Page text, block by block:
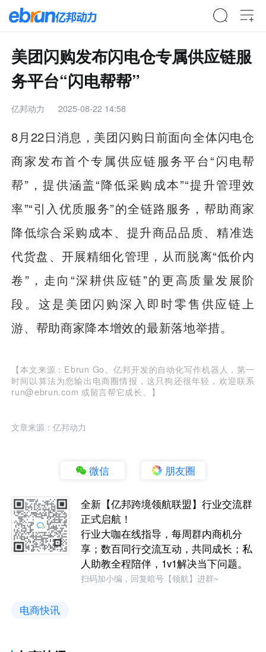
美团闪购发布闪电仓专属供应链服
务平台“闪电帮帮”
亿邦动力 2025-08-22 14:58
8月22日消息，美团闪购日前面向全体闪电仓
商家发布首个专属供应链服务平台“闪电帮
帮”，提供涵盖“降低采购成本”“提升管理效
率”“引入优质服务”的全链路服务，帮助商家
降低综合采购成本、提升商品品质、精准迭
代货盘、开展精细化管理，从而脱离“低价内
卷”，走向“深耕供应链”的更高质量发展阶
段。这是美团闪购深入即时零售供应链上
游、帮助商家降本增效的最新落地举措。
【本文来源：Ebrun Go。亿邦开发的自动化写作机器人，第一
时间以算法为您输出电商圈情报，这只狗还很年轻，欢迎联系
run@ebrun.com 或留言帮它成长。】
文章来源：亿邦动力
微信 朋友圈
全新【亿邦跨境领航联盟】行业交流群
正式启航！
行业大咖在线指导，每周群内商机分
享；数百同行交流互动，共同成长；私
人助教全程陪伴，1v1解决当下问题。
扫码加小编，回复暗号【领航】进群~
电商快讯